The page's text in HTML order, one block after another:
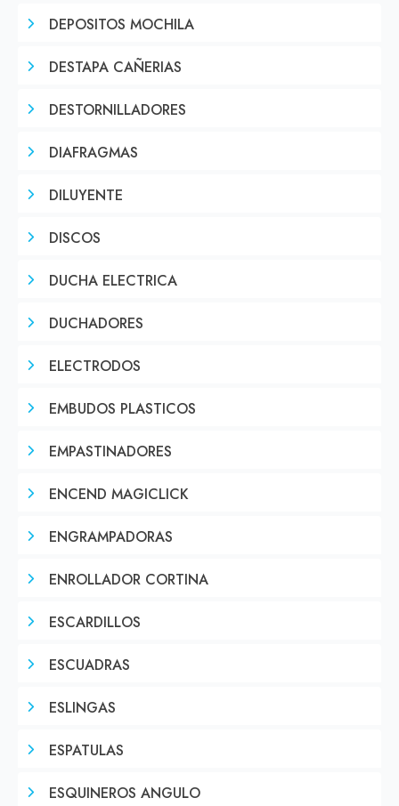
DEPOSITOS MOCHILA
DESTAPA CAÑERIAS
DESTORNILLADORES
DIAFRAGMAS
DILUYENTE
DISCOS
DUCHA ELECTRICA
DUCHADORES
ELECTRODOS
EMBUDOS PLASTICOS
EMPASTINADORES
ENCEND MAGICLICK
ENGRAMPADORAS
ENROLLADOR CORTINA
ESCARDILLOS
ESCUADRAS
ESLINGAS
ESPATULAS
ESQUINEROS ANGULO